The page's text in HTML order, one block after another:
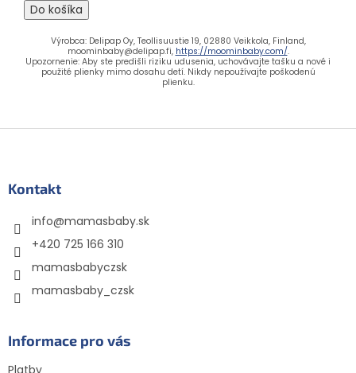
Výrobca: Delipap Oy, Teollisuustie 19, 02880 Veikkola, Finland,
moominbaby@delipap.fi, https://moominbaby.com/.
Upozornenie: Aby ste predišli riziku udusenia, uchovávajte tašku a nové i
použité plienky mimo dosahu detí. Nikdy nepoužívajte poškodenú
plienku.
Kontakt
info@mamasbaby.sk
+420 725 166 310
mamasbabyczsk
mamasbaby_czsk
Informace pro vás
Platby